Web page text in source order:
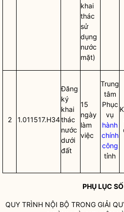
khai
thác
sử
dụng
nước
mặt)
2 1.011517.H34
Đăng
ký
khai
thác
nước
dưới
đất
15
ngày
làm
việc
Trung
tâm
Phục
vụ
hành
chính
công
tỉnh
PHỤ LỤC
QUY TRÌNH NỘI BỘ TRONG GIẢI